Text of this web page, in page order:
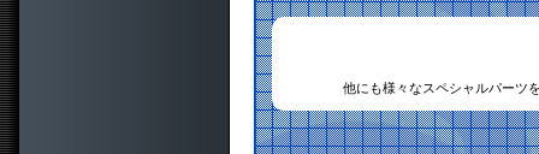
他にも様々なスペシャルパーツ